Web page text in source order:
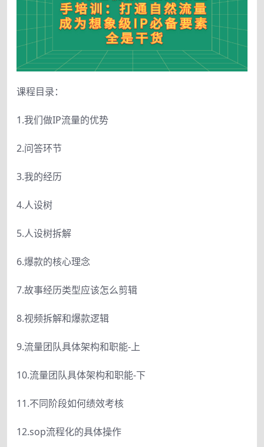
课程目录：
1.我们做IP流量的优势
2.问答环节
3.我的经历
4.人设树
5.人设树拆解
6.爆款的核心理念
7.故事经历类型应该怎么剪辑
8.视频拆解和爆款逻辑
9.流量团队具体架构和职能-上
10.流量团队具体架构和职能-下
11.不同阶段如何绩效考核
12.sop流程化的具体操作